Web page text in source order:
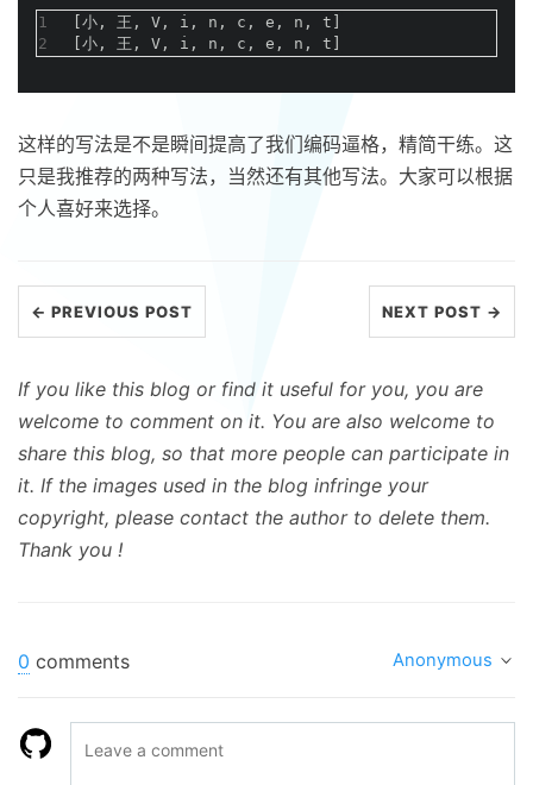
1
2
[小, 王, V, i, n, c, e, n, t]
[小, 王, V, i, n, c, e, n, t]
这样的写法是不是瞬间提高了我们编码逼格，精简干练。这
只是我推荐的两种写法，当然还有其他写法。大家可以根据
个人喜好来选择。
← PREVIOUS POST NEXT POST →
If you like this blog or find it useful for you, you are
welcome to comment on it. You are also welcome to
share this blog, so that more people can participate in
it. If the images used in the blog infringe your
copyright, please contact the author to delete them.
Thank you !
0 comments Anonymous